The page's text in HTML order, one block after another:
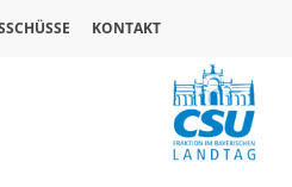
KONTAKT